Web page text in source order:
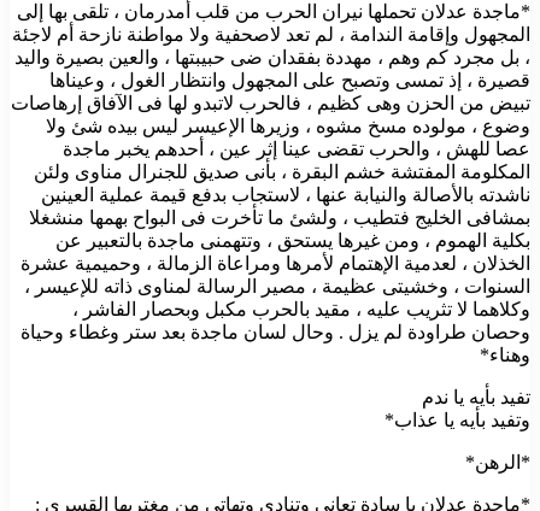
*ماجدة عدلان تحملها نيران الحرب من قلب أمدرمان ، تلقى بها إلى
المجهول وإقامة الندامة ، لم تعد لاصحفية ولا مواطنة نازحة أم لاجئة
، بل مجرد كم وهم ، مهددة بفقدان ضى حبيبتها ، والعين بصيرة واليد
قصيرة ، إذ تمسى وتصبح على المجهول وانتظار الغول ، وعيناها
تبيض من الحزن وهى كظيم ، فالحرب لاتبدو لها فى الآفاق إرهاصات
وضوع ، مولوده مسخ مشوه ، وزيرها الإعيسر ليس بيده شئ ولا
عصا للهش ، والحرب تقضى عينا إثر عين ، أحدهم يخبر ماجدة
المكلومة المفتشة خشم البقرة ، بأنى صديق للجنرال مناوى ولئن
ناشدته بالأصالة والنيابة عنها ، لاستجاب بدفع قيمة عملية العينين
بمشافى الخليج فتطيب ، ولشئ ما تأخرت فى البواح بهمها منشغلا
بكلية الهموم ، ومن غيرها يستحق ، وتتهمنى ماجدة بالتعبير عن
الخذلان ، لعدمية الإهتمام لأمرها ومراعاة الزمالة ، وحميمية عشرة
السنوات ، وخشيتى عظيمة ، مصير الرسالة لمناوى ذاته للإعيسر ،
وكلاهما لا تثريب عليه ، مقيد بالحرب مكبل وبحصار الفاشر ،
وحصان طراودة لم يزل . وحال لسان ماجدة بعد ستر وغطاء وحياة
وهناء*
تفيد بأيه يا ندم
وتفيد بأيه يا عذاب*
*الرهن*
*ماجدة عدلان يا سادة تعانى وتنادى وتهاتى من مغتربها القسرى :